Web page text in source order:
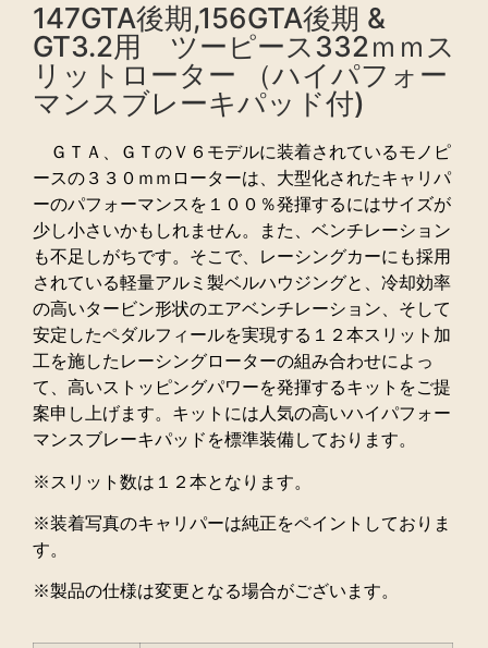
147GTA後期,156GTA後期 &
GT3.2用 ツーピース332ｍｍス
リットローター （ハイパフォー
マンスブレーキパッド付)
ＧＴＡ、ＧＴのＶ６モデルに装着されているモノピ
ースの３３０ｍｍローターは、大型化されたキャリパ
ーのパフォーマンスを１００％発揮するにはサイズが
少し小さいかもしれません。また、ベンチレーション
も不足しがちです。そこで、レーシングカーにも採用
されている軽量アルミ製ベルハウジングと、冷却効率
の高いタービン形状のエアベンチレーション、そして
安定したペダルフィールを実現する１２本スリット加
工を施したレーシングローターの組み合わせによっ
て、高いストッピングパワーを発揮するキットをご提
案申し上げます。キットには人気の高いハイパフォー
マンスブレーキパッドを標準装備しております。
※スリット数は１２本となります。
※装着写真のキャリパーは純正をペイントしておりま
す。
※製品の仕様は変更となる場合がございます。